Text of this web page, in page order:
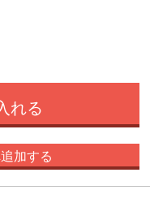
れる
加する